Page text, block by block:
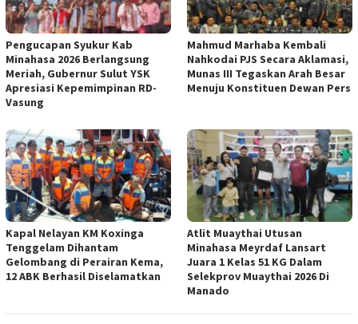
Pengucapan Syukur Kab
Minahasa 2026 Berlangsung
Meriah, Gubernur Sulut YSK
Apresiasi Kepemimpinan RD-
Vasung
Mahmud Marhaba Kembali
Nahkodai PJS Secara Aklamasi,
Munas III Tegaskan Arah Besar
Menuju Konstituen Dewan Pers
Kapal Nelayan KM Koxinga
Tenggelam Dihantam
Gelombang di Perairan Kema,
12 ABK Berhasil Diselamatkan
Atlit Muaythai Utusan
Minahasa Meyrdaf Lansart
Juara 1 Kelas 51 KG Dalam
Selekprov Muaythai 2026 Di
Manado